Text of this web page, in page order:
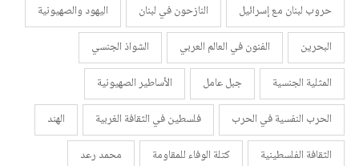
حروب لبنان مع إسرائيل
النازحون في لبنان
اليهود والصهيونية
البحرين
الفنون في العالم العربي
الشواذ الجنسي
المثلية الجنسية
جبل عامل
الأساطير الصهيونية
الحرب النفسية في الحرب
فلسطين في الثقافة الغربية
الهند
الثقافة الفلسطينية
كتلة الوفاء للمقاومة
محمد رعد